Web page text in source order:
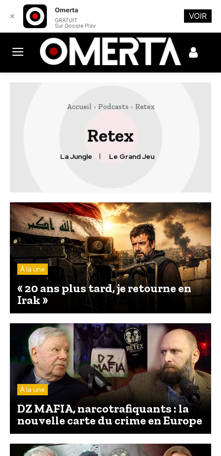
Accueil Podcasts Retex
Retex
La Jungle Le Grand Jeu
À la une
« 20 ans plus tard, je retourne en
Irak »
À la une
DZ MAFIA, narcotrafiquants : la
nouvelle carte du crime en Europe
✕
Omerta
GRATUIT
Sur Google Play
VOIR